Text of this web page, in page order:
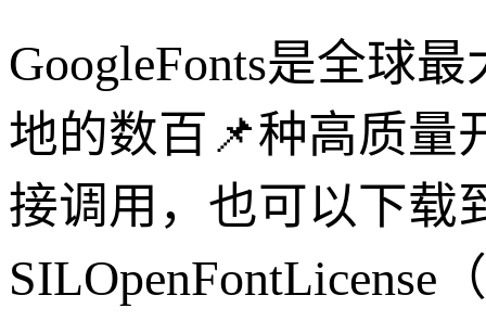
GoogleFonts是全球
地的数百📌种高质量
接调用，也可以下载